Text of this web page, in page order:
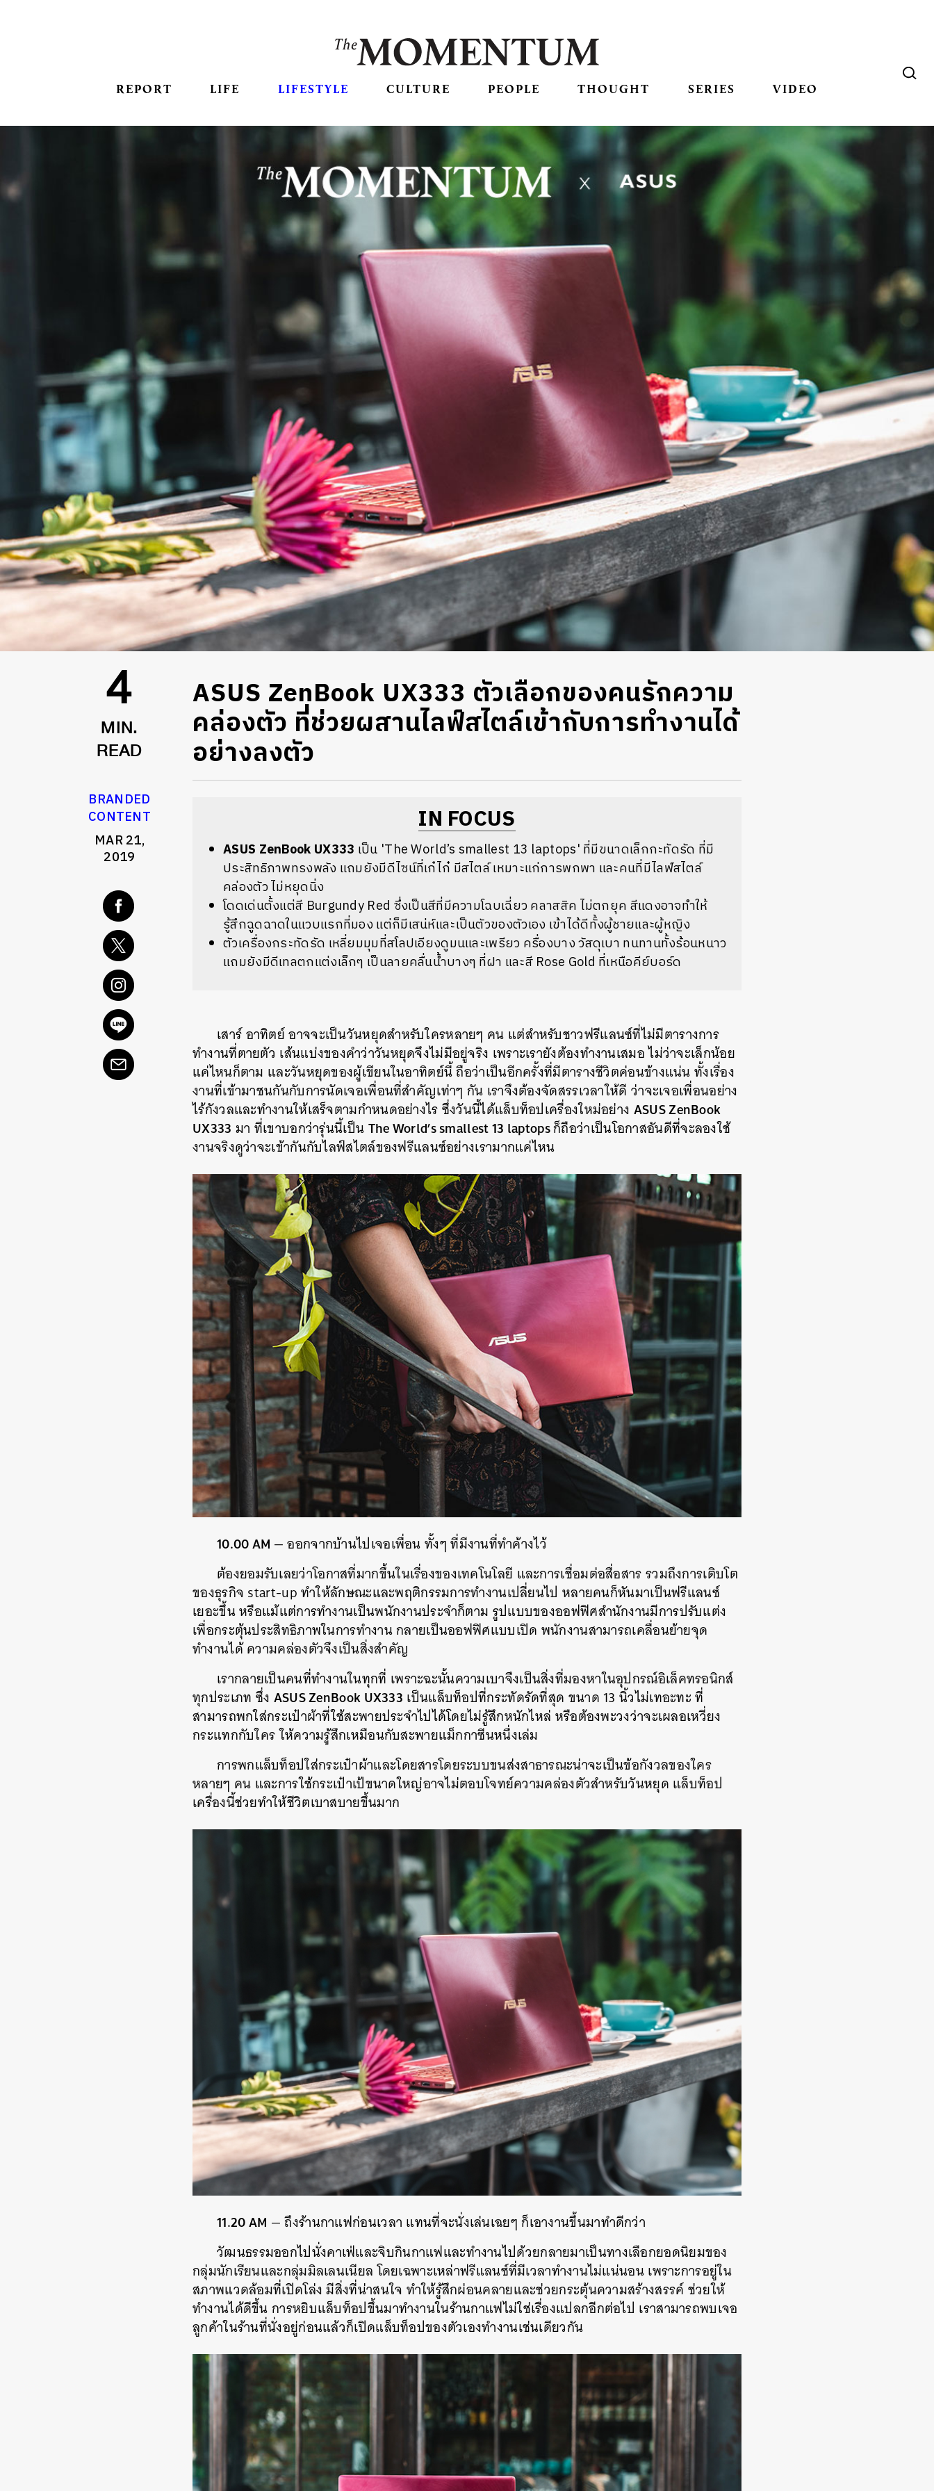
REPORT LIFE LIFESTYLE CULTURE PEOPLE THOUGHT SERIES VIDEO
4
MIN.
READ
BRANDED
CONTENT
MAR 21,
2019
ASUS ZenBook UX333 ตัวเลือกของคนรักความ
คล่องตัว ที่ช่วยผสานไลฟ์สไตล์เข้ากับการทำงานได้
อย่างลงตัว
IN FOCUS
ASUS ZenBook UX333 เป็น 'The World’s smallest 13 laptops' ที่มีขนาดเล็กกะทัดรัด ที่มี
ประสิทธิภาพทรงพลัง แถมยังมีดีไซน์ที่เก๋ไก๋ มีสไตล์ เหมาะแก่การพกพา และคนที่มีไลฟ์สไตล์
คล่องตัว ไม่หยุดนิ่ง
โดดเด่นตั้งแต่สี Burgundy Red ซึ่งเป็นสีที่มีความโฉบเฉี่ยว คลาสสิค ไม่ตกยุค สีแดงอาจทำให้
รู้สึกฉูดฉาดในแวบแรกที่มอง แต่ก็มีเสน่ห์และเป็นตัวของตัวเอง เข้าได้ดีทั้งผู้ชายและผู้หญิง
ตัวเครื่องกระทัดรัด เหลี่ยมมุมที่สโลปเอียงดูมนและเพรียว ครื่องบาง วัสดุเบา ทนทานทั้งร้อนหนาว
แถมยังมีดีเทลตกแต่งเล็กๆ เป็นลายคลื่นน้ำบางๆ ที่ฝา และสี Rose Gold ที่เหนือคีย์บอร์ด
เสาร์ อาทิตย์ อาจจะเป็นวันหยุดสำหรับใครหลายๆ คน แต่สำหรับชาวฟรีแลนซ์ที่ไม่มีตารางการ
ทำงานที่ตายตัว เส้นแบ่งของคำว่าวันหยุดจึงไม่มีอยู่จริง เพราะเรายังต้องทำงานเสมอ ไม่ว่าจะเล็กน้อย
แค่ไหนก็ตาม และวันหยุดของผู้เขียนในอาทิตย์นี้ ถือว่าเป็นอีกครั้งที่มีตารางชีวิตค่อนข้างแน่น ทั้งเรื่อง
งานที่เข้ามาชนกันกับการนัดเจอเพื่อนที่สำคัญเท่าๆ กัน เราจึงต้องจัดสรรเวลาให้ดี ว่าจะเจอเพื่อนอย่าง
ไร้กังวลและทำงานให้เสร็จตามกำหนดอย่างไร ซึ่งวันนี้ได้แล็บท็อปเครื่องใหม่อย่าง ASUS ZenBook
UX333 มา ที่เขาบอกว่ารุ่นนี้เป็นThe World’s smallest 13 laptopsก็ถือว่าเป็นโอกาสอันดีที่จะลองใช้
งานจริงดูว่าจะเข้ากันกับไลฟ์สไตล์ของฟรีแลนซ์อย่างเรามากแค่ไหน
10.00 AM — ออกจากบ้านไปเจอเพื่อน ทั้งๆ ที่มีงานที่ทำค้างไว้
ต้องยอมรับเลยว่าโอกาสที่มากขึ้นในเรื่องของเทคโนโลยี และการเชื่อมต่อสื่อสาร รวมถึงการเติบโต
ของธุรกิจ start-up ทำให้ลักษณะและพฤติกรรมการทำงานเปลี่ยนไป หลายคนก็หันมาเป็นฟรีแลนซ์
เยอะขึ้น หรือแม้แต่การทำงานเป็นพนักงานประจำก็ตาม รูปแบบของออฟฟิศสำนักงานมีการปรับแต่ง
เพื่อกระตุ้นประสิทธิภาพในการทำงาน กลายเป็นออฟฟิศแบบเปิด พนักงานสามารถเคลื่อนย้ายจุด
ทำงานได้ ความคล่องตัวจึงเป็นสิ่งสำคัญ
เรากลายเป็นคนที่ทำงานในทุกที่ เพราะฉะนั้นความเบาจึงเป็นสิ่งที่มองหาในอุปกรณ์อิเล็คทรอนิกส์
ทุกประเภท ซึ่ง ASUS ZenBook UX333 เป็นแล็บท็อปที่กระทัดรัดที่สุด ขนาด 13 นิ้วไม่เทอะทะ ที่
สามารถพกใส่กระเป๋าผ้าที่ใช้สะพายประจำไปได้โดยไม่รู้สึกหนักไหล่ หรือต้องพะวงว่าจะเผลอเหวี่ยง
กระแทกกับใคร ให้ความรู้สึกเหมือนกับสะพายแม็กกาซีนหนึ่งเล่ม
การพกแล็บท็อปใส่กระเป๋าผ้าและโดยสารโดยระบบขนส่งสาธารณะน่าจะเป็นข้อกังวลของใคร
หลายๆ คน และการใช้กระเป๋าเป้ขนาดใหญ่อาจไม่ตอบโจทย์ความคล่องตัวสำหรับวันหยุด แล็บท็อป
เครื่องนี้ช่วยทำให้ชีวิตเบาสบายขึ้นมาก
11.20 AM — ถึงร้านกาแฟก่อนเวลา แทนที่จะนั่งเล่นเฉยๆ ก็เอางานขึ้นมาทำดีกว่า
วัฒนธรรมออกไปนั่งคาเฟ่และจิบกินกาแฟและทำงานไปด้วยกลายมาเป็นทางเลือกยอดนิยมของ
กลุ่มนักเรียนและกลุ่มมิลเลนเนียล โดยเฉพาะเหล่าฟรีแลนซ์ที่มีเวลาทำงานไม่แน่นอน เพราะการอยู่ใน
สภาพแวดล้อมที่เปิดโล่ง มีสิ่งที่น่าสนใจ ทำให้รู้สึกผ่อนคลายและช่วยกระตุ้นความสร้างสรรค์ ช่วยให้
ทำงานได้ดีขึ้น การหยิบแล็บท็อปขึ้นมาทำงานในร้านกาแฟไม่ใช่เรื่องแปลกอีกต่อไป เราสามารถพบเจอ
ลูกค้าในร้านที่นั่งอยู่ก่อนแล้วก็เปิดแล็บท็อปของตัวเองทำงานเช่นเดียวกัน
SHARE TWEET LINE EMAIL